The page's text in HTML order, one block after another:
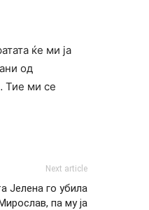
ќе ми ја
од
Тие ми се
Next article
Јелена го убила
па му ја